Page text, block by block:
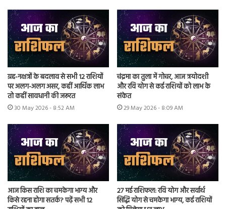
ग्रह-नक्षत्रों के बदलाव से सभी 12 राशियों
पर अलग-अलग असर, कहीं आर्थिक लाभ
तो कहीं सावधानी की जरूरत
30 May 2026 - 8:52 AM
चंद्रमा का तुला में गोचर, आज त्रयोदशी
और रवि योग से कई राशियों को लाभ के
संकेत
29 May 2026 - 8:09 AM
आज किस राशि का चमकेगा भाग्य और
किसे रहना होगा सतर्क? पढ़ें सभी 12
27 मई राशिफल: रवि योग और सर्वार्थ
सिद्धि योग से चमकेगा भाग्य, कई राशियों